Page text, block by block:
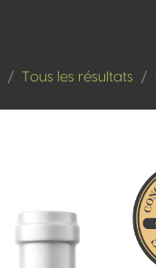
Tous les résultats